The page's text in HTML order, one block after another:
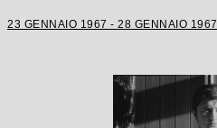
23 GENNAIO 1967 - 28 GENNAIO 1967